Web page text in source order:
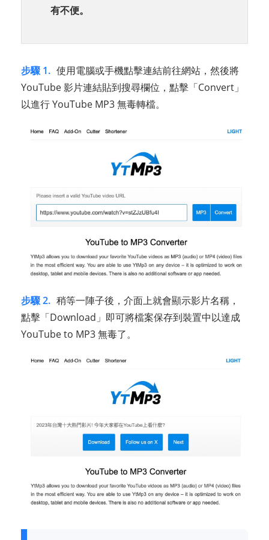
有不便。
步驟 1. 使用電腦或手機點擊連結前往網站，然後將
YouTube 影片連結貼到搜尋欄位，點擊「Convert」
以進行 YouTube MP3 無毒轉檔。
步驟 2. 稍等一陣子後，介面上就會顯示影片名稱，
點擊「Download」即可將檔案保存到裝置中以達成
YouTube to MP3 無毒了。